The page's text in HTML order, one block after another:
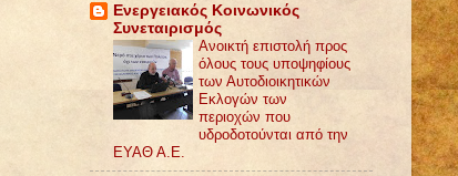
Ενεργειακός Κοινωνικός
Συνεταιρισμός
Ανοικτή επιστολή προς
όλους τους υποψηφίους
των Αυτοδιοικητικών
Εκλογών των
περιοχών που
υδροδοτούνται από την
ΕΥΑΘ Α.Ε.